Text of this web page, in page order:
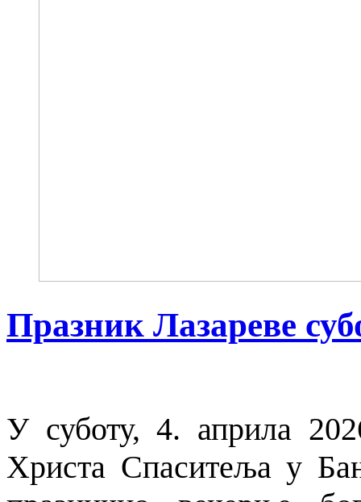
Празник Лазареве
У суботу, 4. априла
Христа Спаситеља у